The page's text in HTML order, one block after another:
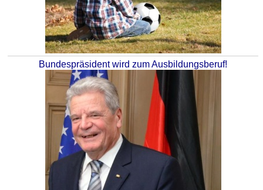
Bundespräsident wird zum Ausbildungsberuf!